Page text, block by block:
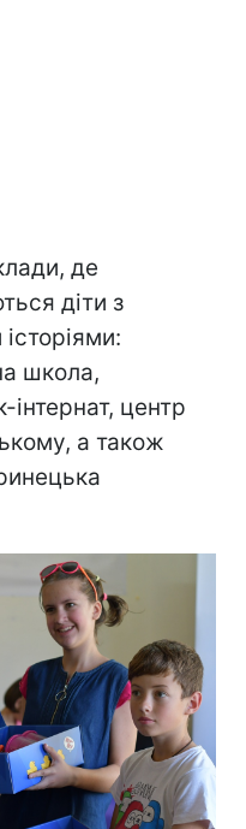
де
діти з
школа,
центр
а також